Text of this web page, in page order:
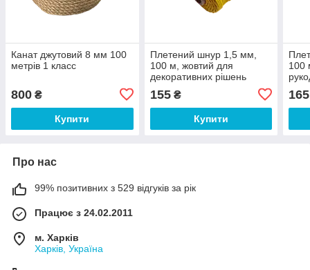
Канат джутовий 8 мм 100
метрів 1 класс
800 ₴
Купити
Плетений шнур 1,5 мм,
100 м, жовтий для
декоративних рішень
155₴
Купити
100
165
Про нас
99% позитивних з 529 відгуків за рік
Працює з 24.02.2011
м. Харків
Харків, Україна